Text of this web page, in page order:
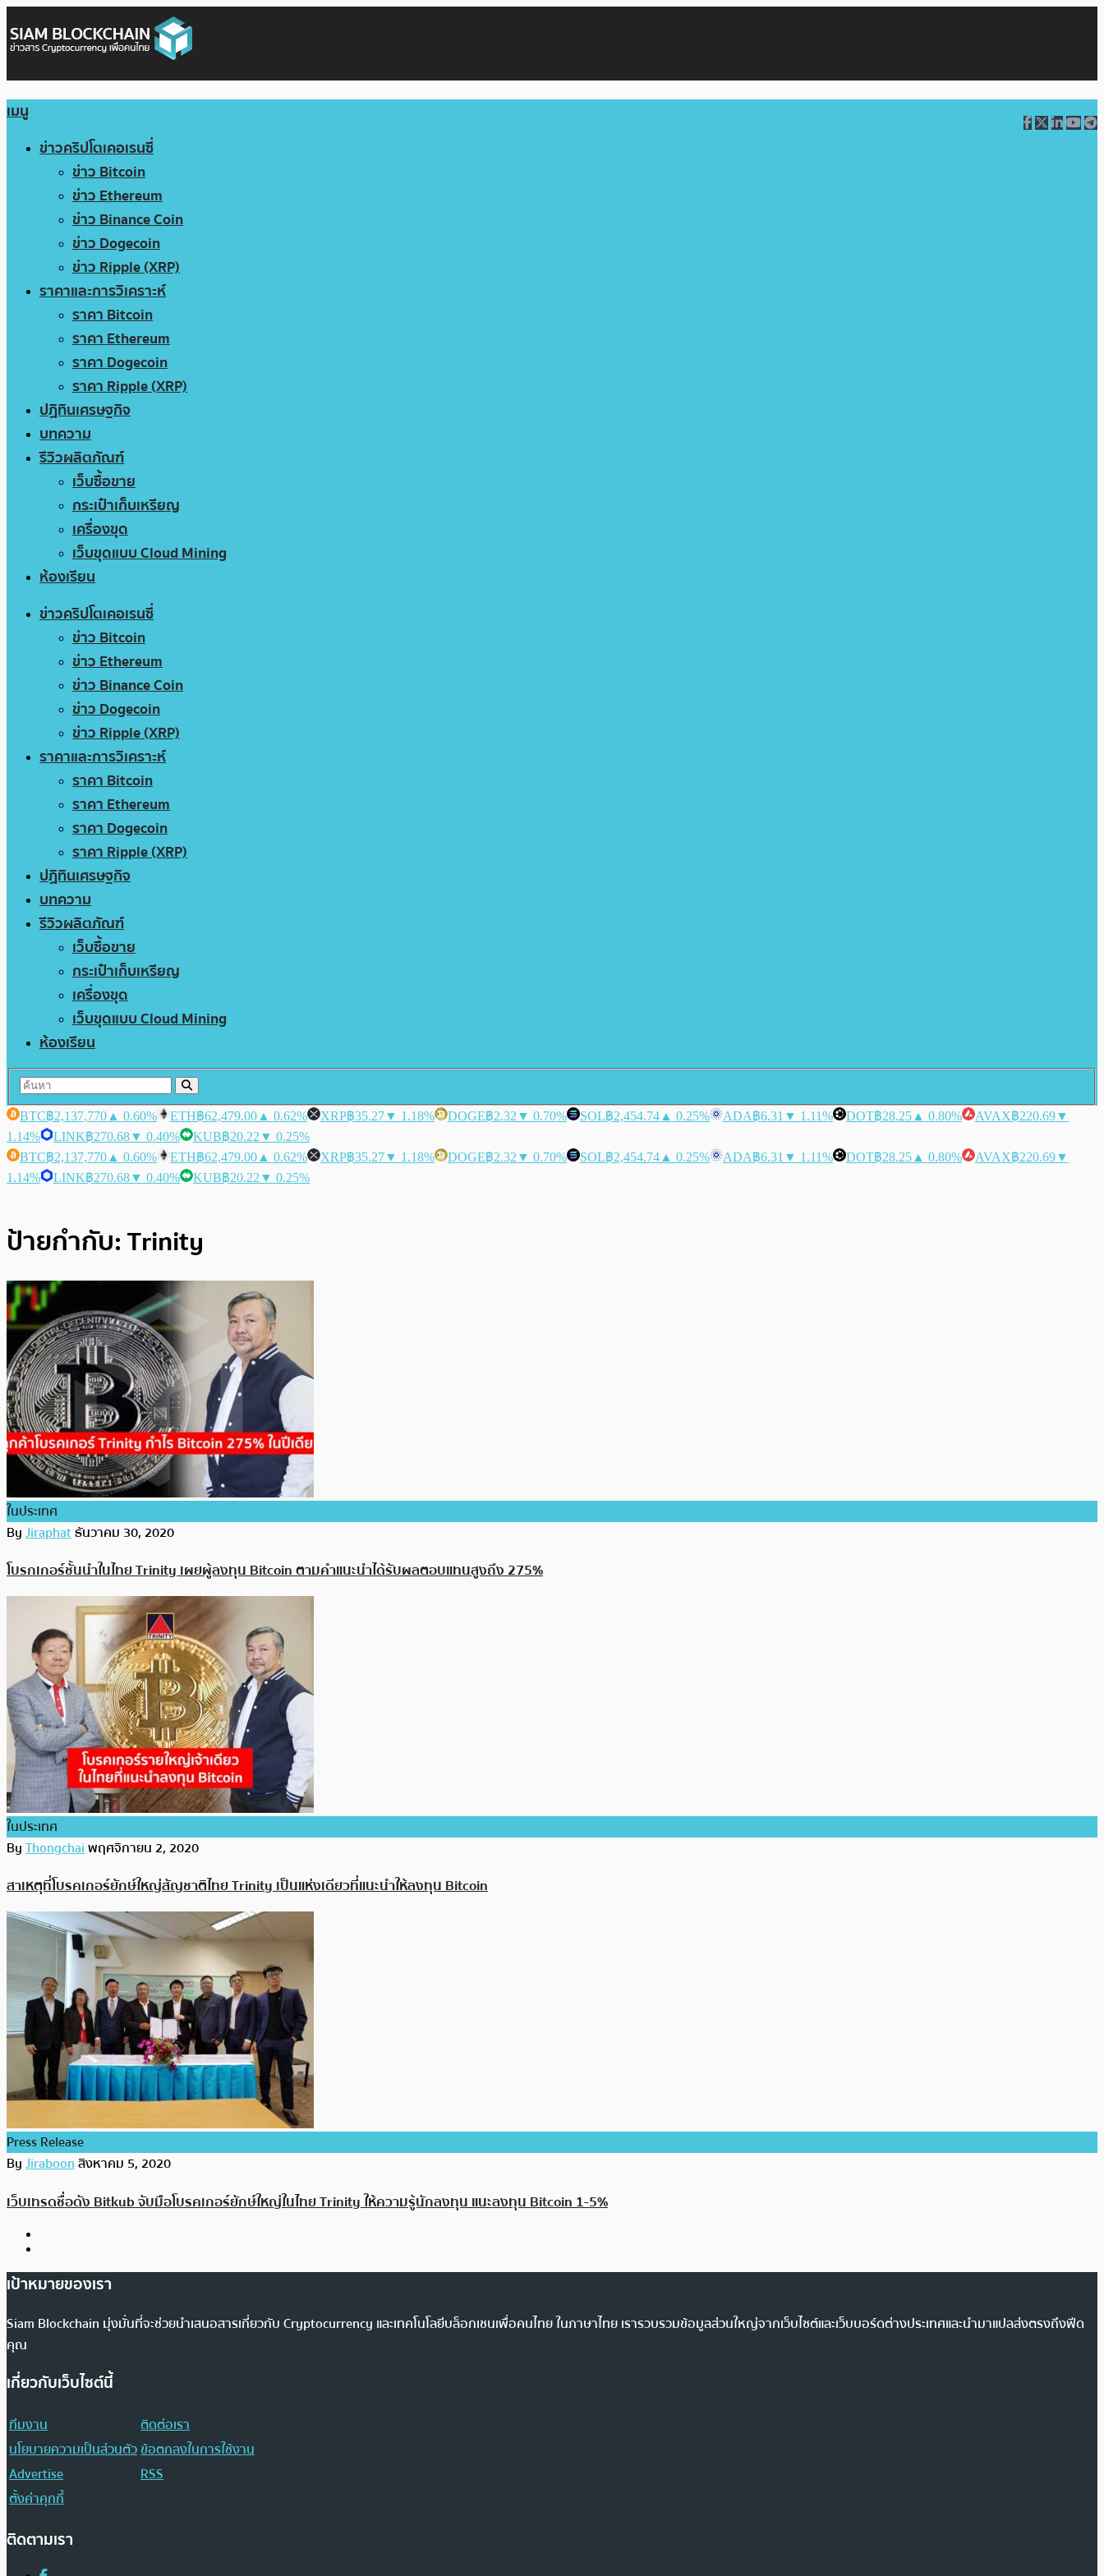
เมนู
ข่าวคริปโตเคอเรนซี่
ข่าว Bitcoin
ข่าว Ethereum
ข่าว Binance Coin
ข่าว Dogecoin
ข่าว Ripple (XRP)
ราคาและการวิเคราะห์
ราคา Bitcoin
ราคา Ethereum
ราคา Dogecoin
ราคา Ripple (XRP)
ปฏิทินเศรษฐกิจ
บทความ
รีวิวผลิตภัณฑ์
เว็บซื้อขาย
กระเป๋าเก็บเหรียญ
เครื่องขุด
เว็บขุดแบบ Cloud Mining
ห้องเรียน
ข่าวคริปโตเคอเรนซี่
ข่าว Bitcoin
ข่าว Ethereum
ข่าว Binance Coin
ข่าว Dogecoin
ข่าว Ripple (XRP)
ราคาและการวิเคราะห์
ราคา Bitcoin
ราคา Ethereum
ราคา Dogecoin
ราคา Ripple (XRP)
ปฏิทินเศรษฐกิจ
บทความ
รีวิวผลิตภัณฑ์
เว็บซื้อขาย
กระเป๋าเก็บเหรียญ
เครื่องขุด
เว็บขุดแบบ Cloud Mining
ห้องเรียน
BTC฿2,137,770 ▲ 0.60% ETH฿62,479.00 ▲ 0.62% XRP฿35.27▼ 1.18% DOGE฿2.32 ▼ 0.70% SOL฿2,454.74 ▲ 0.25% ADA฿6.31 ▼ 1.11% DOT฿28.25 ▲ 0.80% AVAX฿220.69▼
1.14%
LINK฿270.68▼ 0.40% KUB฿20.22 ▼ 0.25%
BTC฿2,137,770 ▲ 0.60% ETH฿62,479.00 ▲ 0.62% XRP฿35.27▼ 1.18% DOGE฿2.32 ▼ 0.70% SOL฿2,454.74 ▲ 0.25% ADA฿6.31 ▼ 1.11% DOT฿28.25 ▲ 0.80% AVAX฿220.69▼
1.14%
LINK฿270.68▼ 0.40% KUB฿20.22 ▼ 0.25%
ป้ายกำกับ:Trinity
ในประเทศ
ByJiraphatธันวาคม 30, 2020
โบรกเกอร์ชั้นนำในไทย Trinity เผยผู้ลงทุน Bitcoin ตามคำแนะนำได้รับผลตอบแทนสูงถึง 275%
ในประเทศ
ByThongchaiพฤศจิกายน 2, 2020
สาเหตุที่โบรคเกอร์ยักษ์ใหญ่สัญชาติไทย Trinity เป็นแห่งเดียวที่แนะนำให้ลงทุน Bitcoin
Press Release
ByJiraboonสิงหาคม 5, 2020
เว็บเทรดชื่อดัง Bitkub จับมือโบรคเกอร์ยักษ์ใหญ่ในไทย Trinity ให้ความรู้นักลงทุน แนะลงทุน Bitcoin 1-5%
เป้าหมายของเรา
Siam Blockchain มุ่งมั่นที่จะช่วยนำเสนอสารเกี่ยวกับ Cryptocurrency และเทคโนโลยีบล็อกเชนเพื่อคนไทย ในภาษาไทย เรารวบรวมข้อมูลส่วนใหญ่จากเว็บไซต์และเว็บบอร์ดต่างประเทศและนำมาแปลส่งตรงถึงฟีด
คุณ
เกี่ยวกับเว็บไซต์นี้
ทีมงาน
ติดต่อเรา
นโยบายความเป็นส่วนตัวข้อตกลงในการใช้งาน
Advertise
RSS
ตั้งค่าคุกกี้
ติดตามเรา